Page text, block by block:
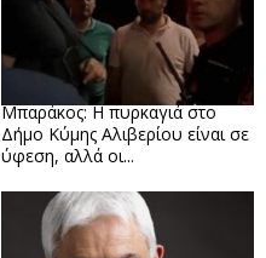
Μπαράκος: Η πυρκαγιά στο
Δήμο Κύμης Αλιβερίου είναι σε
ύφεση, αλλά οι...